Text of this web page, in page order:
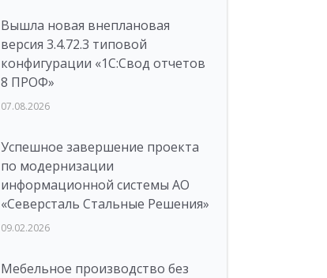
Вышла новая внеплановая
версия 3.4.72.3 типовой
конфигурации «1C:Свод отчетов
8 ПРОФ»
07.08.2026
Успешное завершение проекта
по модернизации
информационной системы АО
«Северсталь Стальные Решения»
09.02.2026
Мебельное производство без